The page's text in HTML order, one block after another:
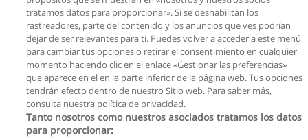
tratamos datos para proporcionar». Si se deshabilitan los
rastreadores, parte del contenido y los anuncios que ves podrían
dejar de ser relevantes para ti. Puedes volver a acceder a este menú
para cambiar tus opciones o retirar el consentimiento en cualquier
momento haciendo clic en el enlace «Gestionar las preferencias»
que aparece en el en la parte inferior de la página web. Tus opciones
tendrán efecto dentro de nuestro Sitio web. Para saber más,
consulta nuestra política de privacidad.
Tanto nosotros como nuestros asociados tratamos los datos
para proporcionar: